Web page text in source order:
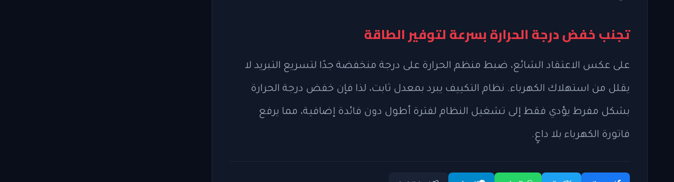
تجنب خفض درجة الحرارة بسرعة لتوفير الطاقة
على عكس الاعتقاد الشائع، ضبط منظم الحرارة على درجة منخفضة جدًا لتسريع التبريد لا
يقلل من استهلاك الكهرباء. نظام التكييف يبرد بمعدل ثابت، لذا فإن خفض درجة الحرارة
بشكل مفرط يؤدي فقط إلى تشغيل النظام لفترة أطول دون فائدة إضافية، مما يرفع
فاتورة الكهرباء بلا داعٍ.